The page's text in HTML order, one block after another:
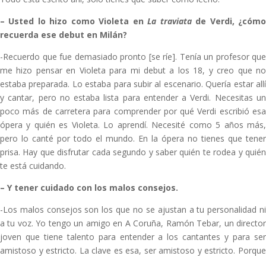
– Usted lo hizo como Violeta enLa traviata de Verdi, ¿cómo
recuerda ese debut en Milán?
-Recuerdo que fue demasiado pronto [se ríe]. Tenía un profesor que
me hizo pensar en Violeta para mi debut a los 18, y creo que no
estaba preparada. Lo estaba para subir al escenario. Quería estar allí
y cantar, pero no estaba lista para entender a Verdi. Necesitas un
poco más de carretera para comprender por qué Verdi escribió esa
ópera y quién es Violeta. Lo aprendí. Necesité como 5 años más,
pero lo canté por todo el mundo. En la ópera no tienes que tener
prisa. Hay que disfrutar cada segundo y saber quién te rodea y quién
te está cuidando.
– Y tener cuidado con los malos consejos.
-Los malos consejos son los que no se ajustan a tu personalidad ni
a tu voz. Yo tengo un amigo en A Coruña, Ramón Tebar, un director
joven que tiene talento para entender a los cantantes y para ser
amistoso y estricto. La clave es esa, ser amistoso y estricto. Porque